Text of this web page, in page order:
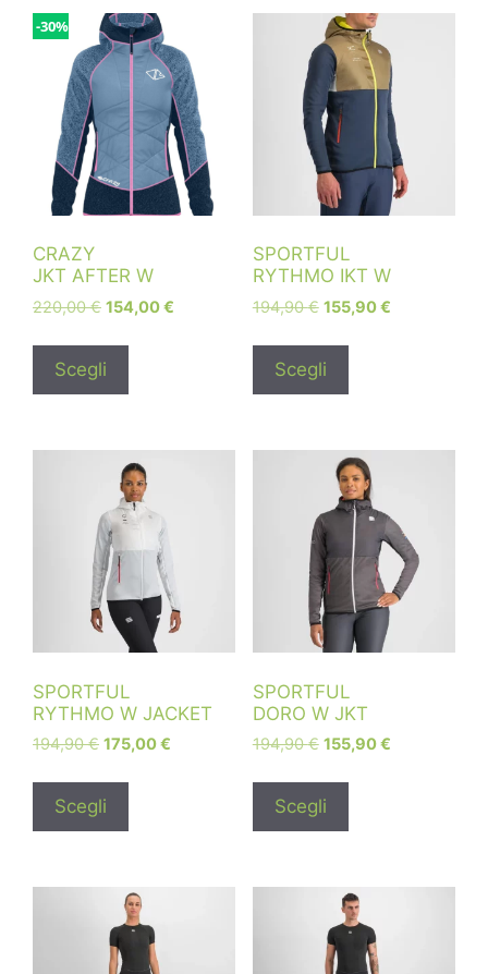
-30%
CRAZY
JKT AFTER W
220,00€ 154,00€
Scegli
SPORTFUL
RYTHMO IKT W
194,90€ 155,90€
Scegli
SPORTFUL
RYTHMO W JACKET
194,90€ 175,00€
Scegli
SPORTFUL
DORO W JKT
194,90€ 155,90€
Scegli